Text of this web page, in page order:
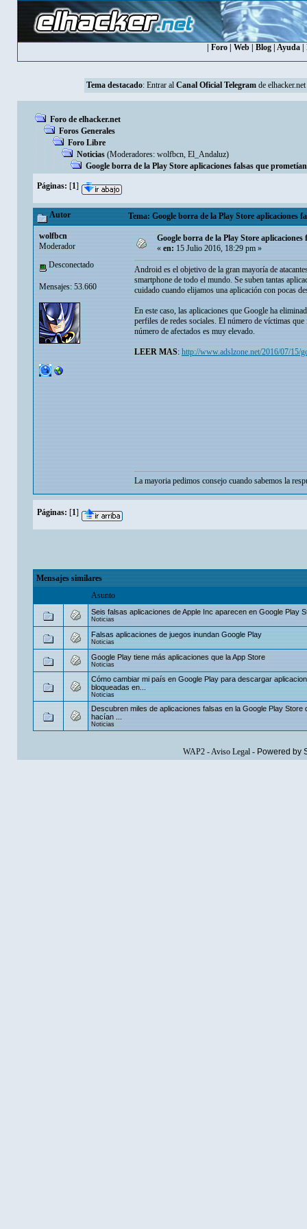
Foro| Web| Blog| Ayuda|
Tema destacado: Entrar al Canal Oficial Telegramde elhacker.net
Foro de elhacker.net
Foros Generales
Foro Libre
Noticias (Moderadores: wolfbcn, El_Andaluz)
Google borra de la Play Store aplicaciones falsas que
Páginas: [1]
Autor Tema: Google borra de la Play Store aplicaciones
wolfbcn
Moderador
Desconectado
Mensajes: 53.660
Google borra de la Play Store
«en:15 Julio 2016, 18:29 pm »
Android es el objetivo de la gran mayoría de
smartphone de todo el mundo. Se suben tantas
cuidado cuando elijamos una aplicación con pocas
En este caso, las aplicaciones que Google ha
perfiles de redes sociales. El número de víctimas
número de afectados es muy elevado.
LEER MAS:http://www.adslzone.net/2016/07/15/
La mayoria pedimos consejo cuando sabemos la
Páginas: [1]
Mensajes similares
Asunto
Seis falsas aplicaciones de Apple Inc aparecen en Google Play
Noticias
Falsas aplicaciones de juegos inundan Google Play
Noticias
Google Play tiene más aplicaciones que la App Store
Noticias
Cómo cambiar mi país en Google Play para descargar
bloqueadas en...
Noticias
Descubren miles de aplicaciones falsas en la Google Play Store
hacían ...
Noticias
WAP2-Aviso Legal- Powered by